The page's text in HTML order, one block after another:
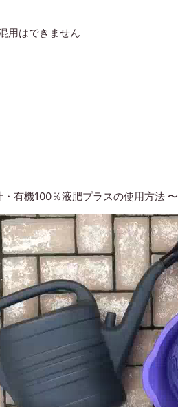
用はできません
・有機100％液肥プラスの使用方法 〜